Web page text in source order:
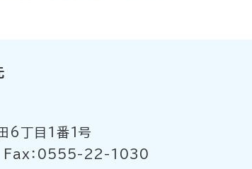
6丁目1番1号
Fax：0555-22-1030